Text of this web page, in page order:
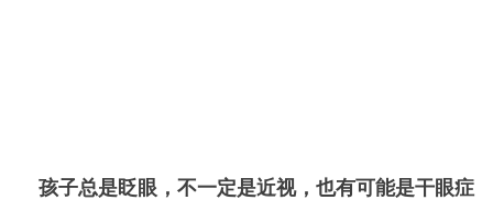
孩子总是眨眼，不一定是近视，也有可能是干眼症